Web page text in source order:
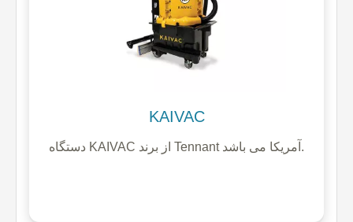
KAIVAC
دستگاه KAIVAC از برند Tennant آمریکا می باشد.